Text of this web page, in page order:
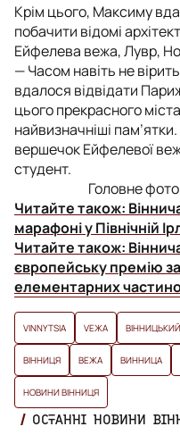
Крім цього, Максиму
побачити відомі
Ейфелева вежа, Лувр,
— Часом навіть не
вдалося відвідати
цього прекрасного
найвизначніші
вершечок Ейфелевої
студент.
Головне
Читайте також:
марафоні у Північній
Читайте також:
європейську премію
елементарних
VINNYTSIA VЕЖА
ВІННИЦЯ ВЕЖА ВИННИЦА
НОВИНИ ВІННИЦЯ
ОСТАННІ НОВИНИ